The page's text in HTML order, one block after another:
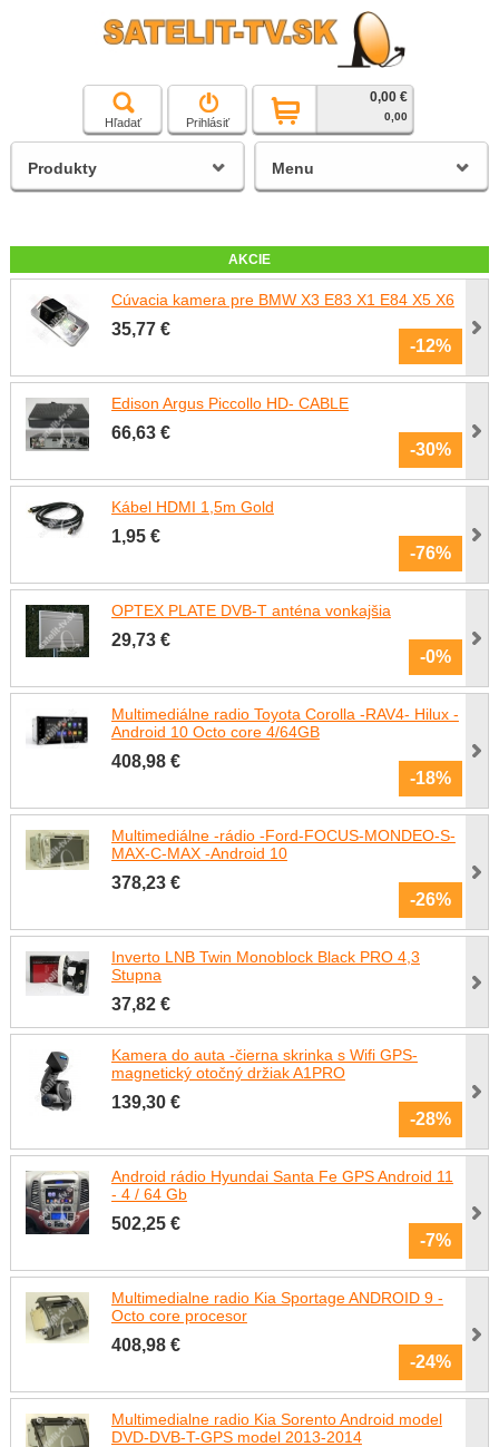
čierna a biela technika
satelitné prijímače
Hľadať Prihlásiť
0,00 €
0,00
AKCIE
Cúvacia kamera pre BMW X3 E83 X1 E84 X5 X6
-12%
35,77 €
Edison Argus Piccollo HD- CABLE
-30%
66,63 €
Kábel HDMI 1,5m Gold
-76%
1,95 €
OPTEX PLATE DVB-T anténa vonkajšia
-0%
29,73 €
Multimediálne radio Toyota Corolla -RAV4- Hilux -
Android 10 Octo core 4/64GB
-18%
408,98 €
Multimediálne -rádio -Ford-FOCUS-MONDEO-S-
MAX-C-MAX -Android 10
-26%
378,23 €
Inverto LNB Twin Monoblock Black PRO 4,3
Stupna
37,82 €
Kamera do auta -čierna skrinka s Wifi GPS-
magnetický otočný držiak A1PRO
-28%
139,30 €
Android rádio Hyundai Santa Fe GPS Android 11
- 4 / 64 Gb
-7%
502,25 €
Multimedialne radio Kia Sportage ANDROID 9 -
Octo core procesor
-24%
408,98 €
Multimedialne radio Kia Sorento Android model
DVD-DVB-T-GPS model 2013-2014
Produkty Menu